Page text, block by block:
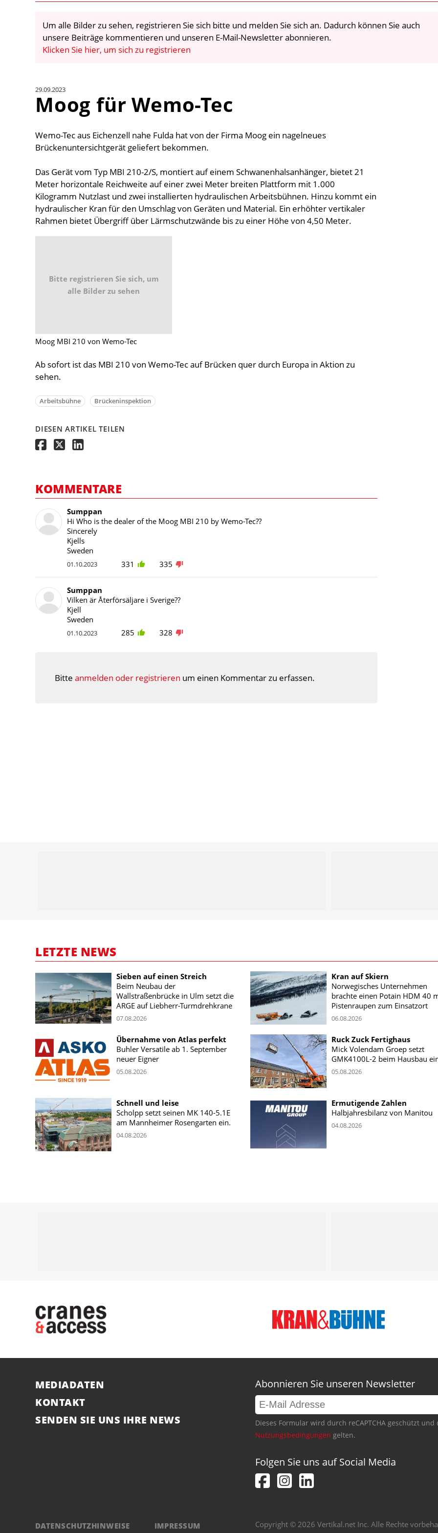
Um alle Bilder zu sehen, registrieren Sie sich bitte und melden Sie sich an. Dadurch können Sie auch
unsere Beiträge kommentieren und unseren E-Mail-Newsletter abonnieren.
Klicken Sie hier, um sich zu registrieren
29.09.2023
Moog für Wemo-Tec
Wemo-Tec aus Eichenzell nahe Fulda hat von der Firma Moog ein nagelneues
Brückenuntersichtgerät geliefert bekommen.
Das Gerät vom Typ MBI 210-2/S, montiert auf einem Schwanenhalsanhänger, bietet 21
Meter horizontale Reichweite auf einer zwei Meter breiten Plattform mit 1.000
Kilogramm Nutzlast und zwei installierten hydraulischen Arbeitsbühnen. Hinzu kommt ein
hydraulischer Kran für den Umschlag von Geräten und Material. Ein erhöhter vertikaler
Rahmen bietet Übergriff über Lärmschutzwände bis zu einer Höhe von 4,50 Meter.
Bitte registrieren Sie sich, um
alle Bilder zu sehen
Moog MBI 210 von Wemo-Tec
Ab sofort ist das MBI 210 von Wemo-Tec auf Brücken quer durch Europa in Aktion zu
sehen.
Arbeitsbühne Brückeninspektion
DIESEN ARTIKEL TEILEN
KOMMENTARE
Sumppan
Hi Who is the dealer of the Moog MBI 210 by Wemo-Tec??
Sincerely
Kjells
Sweden
01.10.2023 331 335
Sumppan
Vilken är Återförsäljare i Sverige??
Kjell
Sweden
01.10.2023 285 328
Bitte anmelden oder registrieren um einen Kommentar zu erfassen.
LETZTE NEWS
Sieben auf einen Streich
Beim Neubau der
Wallstraßenbrücke in Ulm setzt die
ARGE auf Liebherr-Turmdrehkrane
07.08.2026
Kran auf Skiern
Norwegisches Unternehmen
brachte einen Potain HDM 40
Pistenraupen zum Einsatzort
06.08.2026
Übernahme von Atlas perfekt
Buhler Versatile ab 1. September
neuer Eigner
05.08.2026
Ruck Zuck Fertighaus
Mick Volendam Groep setzt
GMK4100L-2 beim Hausbau
05.08.2026
Schnell und leise
Scholpp setzt seinen MK 140-5.1E
am Mannheimer Rosengarten ein.
04.08.2026
Ermutigende Zahlen
Halbjahresbilanz von Manitou
04.08.2026
MEDIADATEN
KONTAKT
SENDEN SIE UNS IHRE NEWS
Abonnieren Sie unseren Newsletter
Dieses Formular wird durch reCAPTCHA geschützt
Nutzungsbedingungen gelten.
Folgen Sie uns auf Social Media
DATENSCHUTZHINWEISE IMPRESSUM Copyright © 2026 Vertikal.net Inc. Alle Rechte